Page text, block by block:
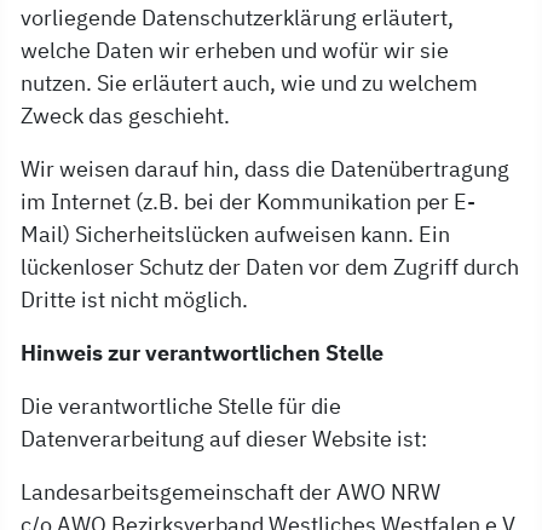
vorliegende Datenschutzerklärung erläutert,
welche Daten wir erheben und wofür wir sie
nutzen. Sie erläutert auch, wie und zu welchem
Zweck das geschieht.
Wir weisen darauf hin, dass die Datenübertragung
im Internet (z.B. bei der Kommunikation per E-
Mail) Sicherheitslücken aufweisen kann. Ein
lückenloser Schutz der Daten vor dem Zugriff durch
Dritte ist nicht möglich.
Hinweis zur verantwortlichen Stelle
Die verantwortliche Stelle für die
Datenverarbeitung auf dieser Website ist:
Landesarbeitsgemeinschaft der AWO NRW
c/o AWO Bezirksverband Westliches Westfalen e.V.